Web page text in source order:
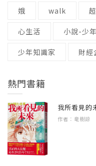
種子介紹
1.薄荷
注意事項
娥 walk
心生活 小說-少
少年知識家 財經
熱門書籍
我所看見
作者：竜樹諒